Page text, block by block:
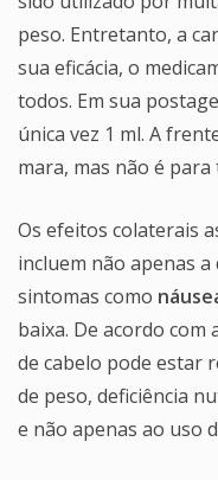
peso. Entretanto, a
sua eficácia, o
todos. Em sua
única vez 1 ml. A
mara, mas não é
Os efeitos colaterais
incluem não apenas
sintomas como
baixa. De acordo com
de cabelo pode estar
de peso, deficiência
e não apenas ao uso